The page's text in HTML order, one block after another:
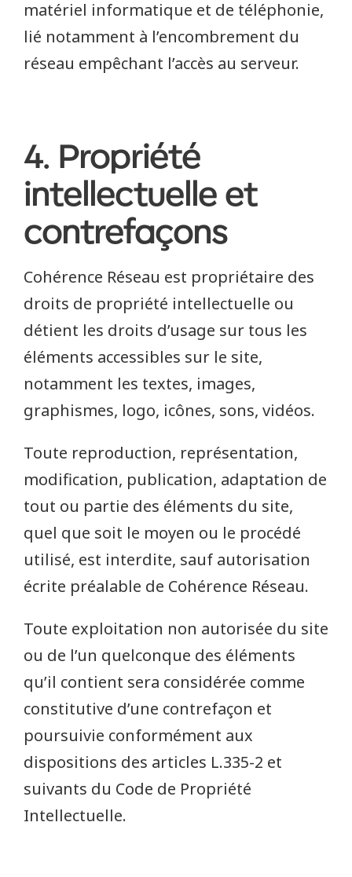
matériel informatique et de téléphonie,
lié notamment à l’encombrement du
réseau empêchant l’accès au serveur.
4. Propriété
intellectuelle et
contrefaçons
Cohérence Réseau est propriétaire des
droits de propriété intellectuelle ou
détient les droits d’usage sur tous les
éléments accessibles sur le site,
notamment les textes, images,
graphismes, logo, icônes, sons, vidéos.
Toute reproduction, représentation,
modification, publication, adaptation de
tout ou partie des éléments du site,
quel que soit le moyen ou le procédé
utilisé, est interdite, sauf autorisation
écrite préalable de Cohérence Réseau.
Toute exploitation non autorisée du site
ou de l’un quelconque des éléments
qu’il contient sera considérée comme
constitutive d’une contrefaçon et
poursuivie conformément aux
dispositions des articles L.335-2 et
suivants du Code de Propriété
Intellectuelle.